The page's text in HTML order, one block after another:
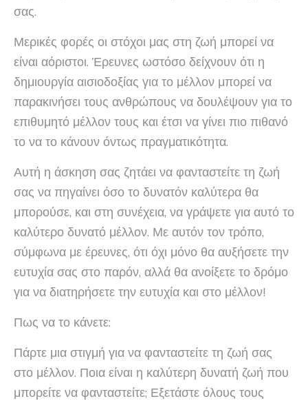
σας.
Μερικές φορές οι στόχοι μας στη ζωή μπορεί να
είναι αόριστοι. Έρευνες ωστόσο δείχνουν ότι η
δημιουργία αισιοδοξίας για το μέλλον μπορεί να
παρακινήσει τους ανθρώπους να δουλέψουν για το
επιθυμητό μέλλον τους και έτσι να γίνει πιο πιθανό
το να το κάνουν όντως πραγματικότητα.
Αυτή η άσκηση σας ζητάει να φανταστείτε τη ζωή
σας να πηγαίνει όσο το δυνατόν καλύτερα θα
μπορούσε, και στη συνέχεια, να γράψετε για αυτό το
καλύτερο δυνατό μέλλον. Με αυτόν τον τρόπο,
σύμφωνα με έρευνες, ότι όχι μόνο θα αυξήσετε την
ευτυχία σας στο παρόν, αλλά θα ανοίξετε το δρόμο
για να διατηρήσετε την ευτυχία και στο μέλλον!
Πως να το κάνετε:
Πάρτε μια στιγμή για να φανταστείτε τη ζωή σας
στο μέλλον. Ποια είναι η καλύτερη δυνατή ζωή που
μπορείτε να φανταστείτε; Εξετάστε όλους τους